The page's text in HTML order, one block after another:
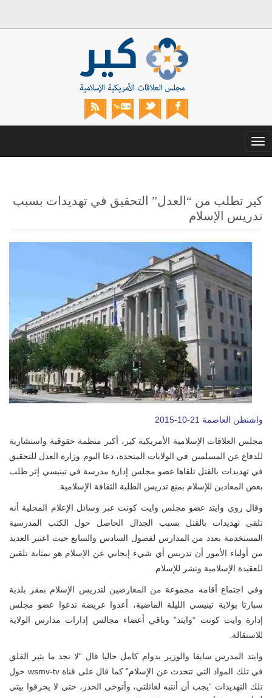
Toggle
navigation
كير تطلب من “العدل” التحقيق في تهديدات بسبب
تدريس الإسلام
واشنطن العاصمة 21-10-2015
مجلس العلاقات الإسلامية الأمريكية كير، أكبر منظمة حقوقية واستشارية
للدفاع عن المسلمين في الولايات المتحدة، دعا اليوم وزارة العدل للتحقيق
في تهديدات بالقتل تلقاها عضو مجلس إدارة مدرسة في تينيسي إثر طلب
بعض المعادين للإسلام بمنع تدريس الطلبة الثقافة الإسلامية.
وقال روي وايتد عضو مجلس وايت كونت عبر وسائل الإعلام المحلية أنه
تلقى تهديدات بالقتل بسبب الجدال الحاصل حول الكتب المدرسية
المستخدمة بعدد من المدارس لفصول السادس والسابع حيث اعتبر العديد
من أولياء الأمور أن تدريس أي شيء إيجابي عن الإسلام هو بمثابة تلقين
للعقيدة الإسلامية ونشر للإسلام.
وفي اجتماع أقامه مجموعة من المعارضين لتدريس الإسلام بمقر بلدية
سبارتا بولاية تينيسي الليلة الماضية، أعدوا عريضة تدعوا عضو مجلس
إدارة وايت كونت “وايتد” وباقي أعضاء مجالس إدارات مدارس الولاية
للاستقالة.
وايتد المدرس سابقا والوزير بدوام كامل حاليا قال “لا نجد ما يثير القلق
في تلك المواد التي تتحدث عن الإسلام” كما قال على قناة wsmv-tv حول
تلك التهديدات “يجب أن أنتبه لعائلتي، وأتوخى الحذر، حتى لا يحرقوا بيتي